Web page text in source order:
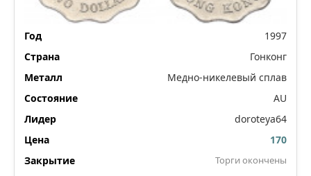
1997
Гонконг
Медно-никелевый сплав
AU
doroteya64
170
Торги окончены